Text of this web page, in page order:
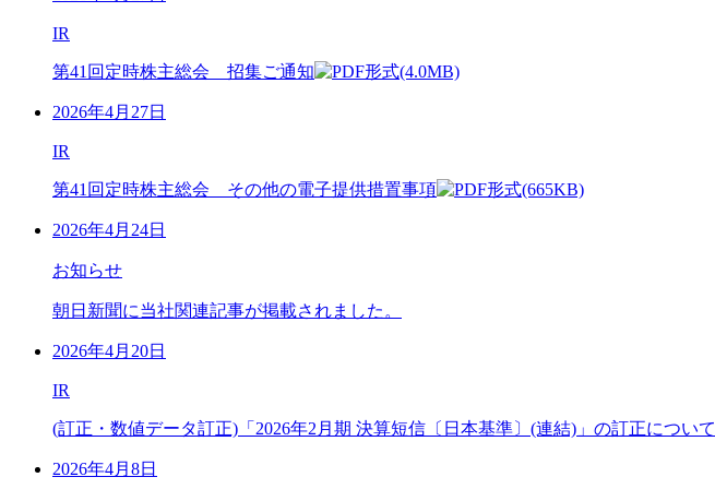
IR
第41回定時株主総会 招集ご通知 (4.0MB)
2026年4月27日
IR
第41回定時株主総会 その他の電子提供措置事項 (665KB)
2026年4月24日
お知らせ
朝日新聞に当社関連記事が掲載されました。
2026年4月20日
IR
(訂正・数値データ訂正)「2026年2月期 決算短信〔日本基準〕(連結)」の訂正について
2026年4月8日